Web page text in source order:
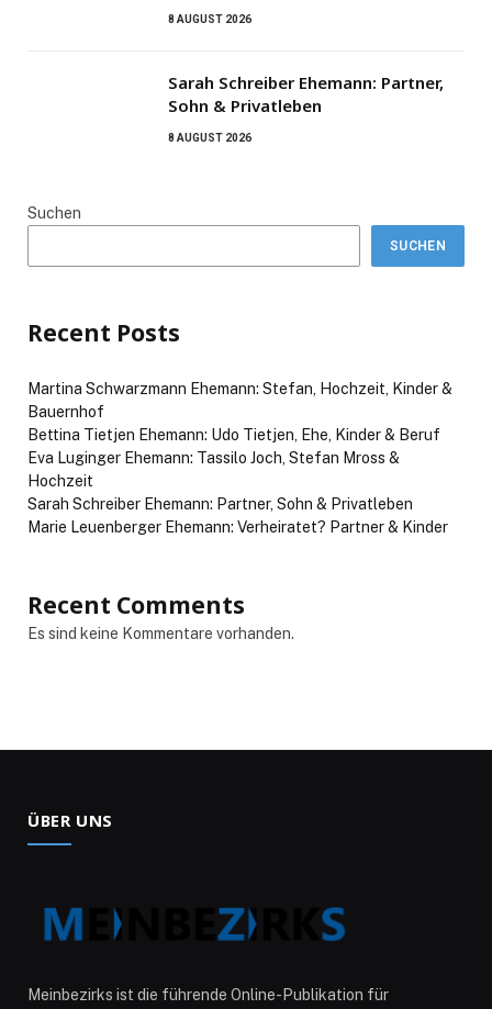
8 AUGUST 2026
Sarah Schreiber Ehemann: Partner,
Sohn & Privatleben
8 AUGUST 2026
Suchen
SUCHEN
Recent Posts
Martina Schwarzmann Ehemann: Stefan, Hochzeit, Kinder &
Bauernhof
Bettina Tietjen Ehemann: Udo Tietjen, Ehe, Kinder & Beruf
Eva Luginger Ehemann: Tassilo Joch, Stefan Mross &
Hochzeit
Sarah Schreiber Ehemann: Partner, Sohn & Privatleben
Marie Leuenberger Ehemann: Verheiratet? Partner & Kinder
Recent Comments
Es sind keine Kommentare vorhanden.
ÜBER UNS
Meinbezirks ist die führende Online-Publikation für